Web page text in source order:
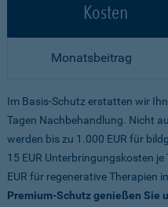
Kosten
Monatsbeitrag
Im Basis-Schutz erstatten wir
Tagen Nachbehandlung. Nicht
werden bis zu 1.000 EUR für
15 EUR Unterbringungskosten
EUR für regenerative Therapien
Premium-Schutz genießen Sie